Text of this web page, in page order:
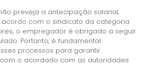
preveja a antecipação salarial,
com o sindicato da categoria
o empregador é obrigado a seguir
Portanto, é fundamental
processos para garantir
o acordado com as autoridades